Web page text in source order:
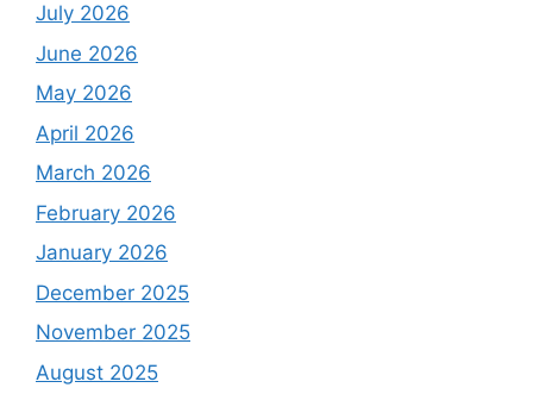
July 2026
June 2026
May 2026
April 2026
March 2026
February 2026
January 2026
December 2025
November 2025
August 2025